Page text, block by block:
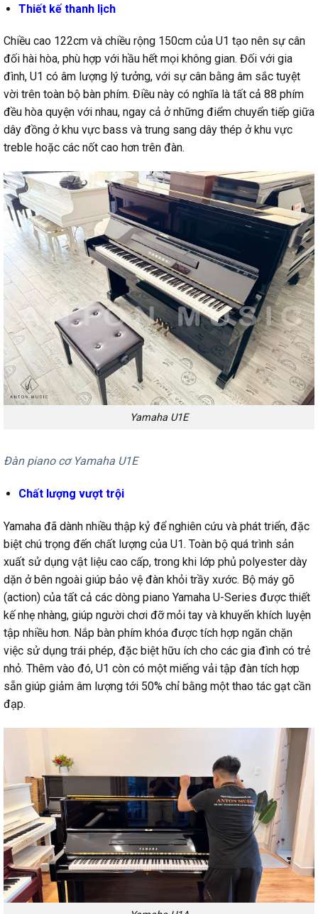
Thiết kế thanh lịch
Chiều cao 122cm và chiều rộng 150cm của U1 tạo nên sự cân
đối hài hòa, phù hợp với hầu hết mọi không gian. Đối với gia
đình, U1 có âm lượng lý tưởng, với sự cân bằng âm sắc tuyệt
vời trên toàn bộ bàn phím. Điều này có nghĩa là tất cả 88 phím
đều hòa quyện với nhau, ngay cả ở những điểm chuyển tiếp giữa
dây đồng ở khu vực bass và trung sang dây thép ở khu vực
treble hoặc các nốt cao hơn trên đàn.
Yamaha U1E
Đàn piano cơ Yamaha U1E
Chất lượng vượt trội
Yamaha đã dành nhiều thập kỷ để nghiên cứu và phát triển, đặc
biệt chú trọng đến chất lượng của U1. Toàn bộ quá trình sản
xuất sử dụng vật liệu cao cấp, trong khi lớp phủ polyester dày
dặn ở bên ngoài giúp bảo vệ đàn khỏi trầy xước. Bộ máy gõ
(action) của tất cả các dòng piano Yamaha U-Series được thiết
kế nhẹ nhàng, giúp người chơi đỡ mỏi tay và khuyến khích luyện
tập nhiều hơn. Nắp bàn phím khóa được tích hợp ngăn chặn
việc sử dụng trái phép, đặc biệt hữu ích cho các gia đình có trẻ
nhỏ. Thêm vào đó, U1 còn có một miếng vải tập đàn tích hợp
sẵn giúp giảm âm lượng tới 50% chỉ bằng một thao tác gạt cần
đạp.